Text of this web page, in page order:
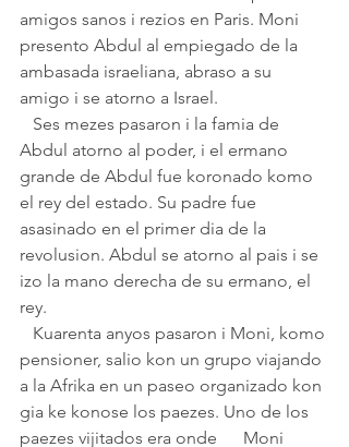
amigos sanos i rezios en Paris. Moni
presento Abdul al empiegado de la
ambasada israeliana, abraso a su
amigo i se atorno a Israel.
Abdul atorno al poder, i el ermano
grande de Abdul fue koronado komo
el rey del estado. Su padre fue
asasinado en el primer dia de la
revolusion. Abdul se atorno al pais i se
izo la mano derecha de su ermano, el
rey.
pensioner, salio kon un grupo viajando
a la Afrika en un paseo organizado kon
gia ke konose los paezes. Uno de los
paezes vijitados era onde      Moni